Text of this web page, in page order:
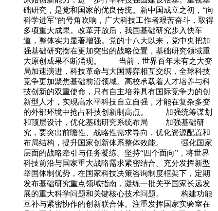
础研究，是党和国家的优良传统。新中国成立之初，“向
科学进军”的号角吹响，广大科技工作者艰苦奋斗，取得
多项重大成果。改革开放后，我国基础研究步入快车
道，整体实力显著增强。党的十八大以来，党中央把加
强基础研究摆在更加突出的战略位置，基础研究领域重
大原创成果不断涌现。 当前，世界百年未有之大变
局加速演进，科技革命与大国博弈相互交织，全球科技
竞争更加聚焦基础前沿领域。高校承载着人才培养与科
技创新的双重使命，只有自主培养具有国际竞争力的创
新型人才，实现高水平科技自立自强，才能在复杂多变
的外部环境中抢占科技创新制高点。 加强统筹谋划
和顶层设计，优化基础研究系统布局 加强基础研
究，要突出前瞻性、战略性需求导向，优化资源配置和
布局结构，提升国家创新体系整体效能。 强化国家
层面的战略牵引与任务凝练。坚持“四个面向”，将世界
科技前沿与国家重大战略需求紧密结合。充分发挥新型
举国体制优势，在国家科技决策咨询制度框架下，定期
发布基础研究重点领域指南，凝练一批关乎国家长远发
展的重大科学问题和关键核心技术问题。 构建功能
互补与紧密协作的创新联合体。注重发挥国家实验室在